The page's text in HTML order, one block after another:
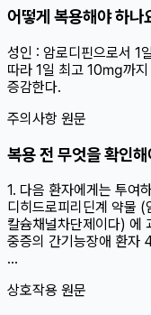
어떻게 복용해야 하나
성인 : 암로디핀으로서 1
따라 1일 최고 10㎎까지
증감한다.
주의사항 원문
복용 전 무엇을 확인
1. 다음 환자에게는 투여
디히드로피리딘계 약물 (
칼슘채널차단제이다) 에
중증의 간기능장애 환자
...
상호작용 원문